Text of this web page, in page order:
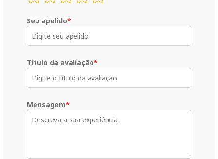
Seu apelido*
Título da avaliação*
Mensagem*